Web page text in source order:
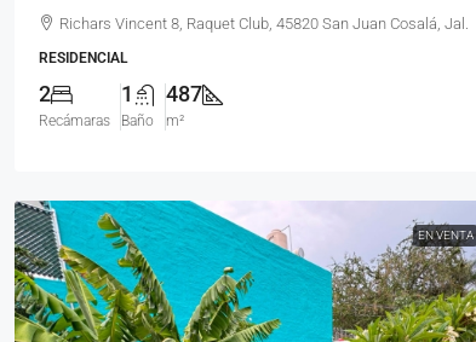
Richars Vincent 8, Raquet Club, 45820 San Juan Cosalá, Jal.
RESIDENCIAL
2
Recámaras
1
Baño
487
m²
EN VENTA